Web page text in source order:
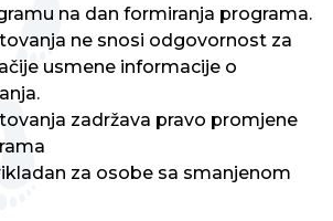
na dan formiranja programa.
ne snosi odgovornost za
usmene informacije o
zadržava pravo promjene
za osobe sa smanjenom